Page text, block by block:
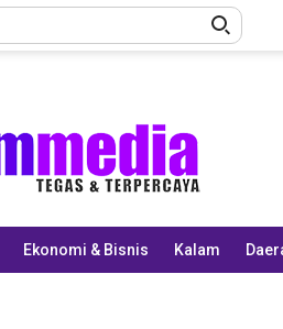
Ekonomi & Bisnis Kalam